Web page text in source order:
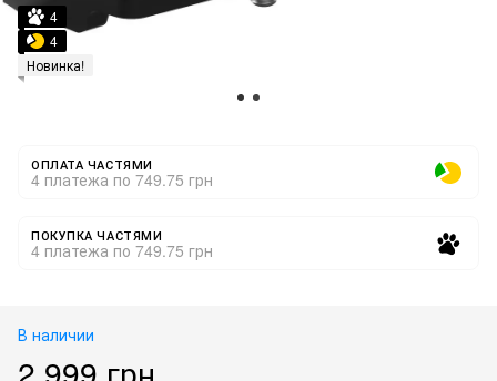
4
4
Новинка!
ОПЛАТА ЧАСТЯМИ
4 платежа по 749.75 грн
ПОКУПКА ЧАСТЯМИ
4 платежа по 749.75 грн
В наличии
2 999 грн